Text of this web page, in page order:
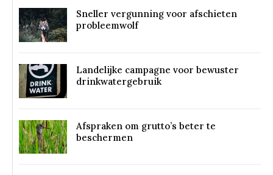
Sneller vergunning voor afschieten
probleemwolf
Landelijke campagne voor bewuster
drinkwatergebruik
Afspraken om grutto’s beter te
beschermen